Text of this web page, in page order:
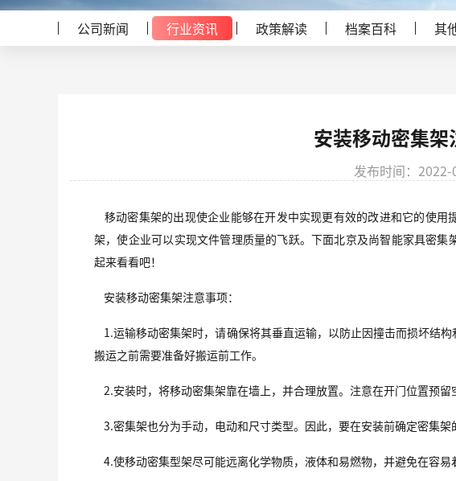
公司新闻 行业资讯 政策解读 档案百科 其
安装移动密集架
发布时间：2022-
移动密集架的出现使企业能够在开发中实现更有效的改进和它的使
架，使企业可以实现文件管理质量的飞跃。下面北京及尚智能家具密
起来看看吧！
安装移动密集架注意事项：
1.运输移动密集架时，请确保将其垂直运输，以防止因撞击而损坏结
搬运之前需要准备好搬运前工作。
2.安装时，将移动密集架靠在墙上，并合理放置。注意在开门位置预留
3.密集架也分为手动，电动和尺寸类型。因此，要在安装前确定密集架
4.使移动密集型架尽可能远离化学物质，液体和易燃物，并避免在容易